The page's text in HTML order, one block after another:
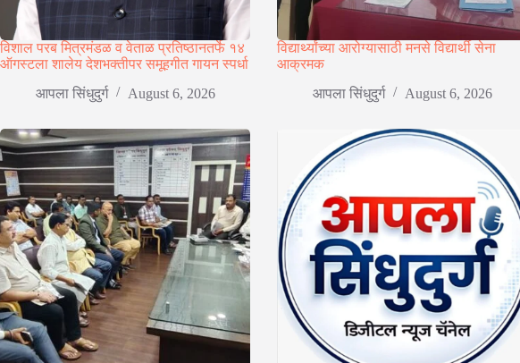
विशाल परब मित्रमंडळ व वेताळ प्रतिष्ठानतर्फे १४
ऑगस्टला शालेय देशभक्तीपर समूहगीत गायन स्पर्धा
आपला सिंधुदुर्ग
August 6, 2026
विद्यार्थ्यांच्या आरोग्यासाठी मनसे विद्यार्थी सेना
आक्रमक
आपला सिंधुदुर्ग
August 6, 2026